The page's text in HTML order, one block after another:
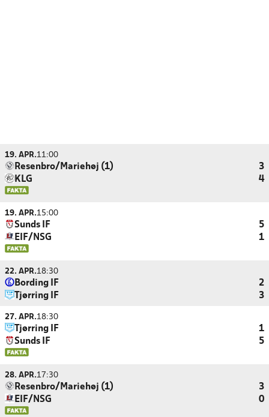
19. APR.11:00
Resenbro/Mariehøj (1)
3
KLG
4
19. APR.15:00
Sunds IF
5
EIF/NSG
1
22. APR.18:30
Bording IF
2
Tjørring IF
3
27. APR.18:30
Tjørring IF
1
Sunds IF
5
28. APR.17:30
Resenbro/Mariehøj (1)
3
EIF/NSG
0